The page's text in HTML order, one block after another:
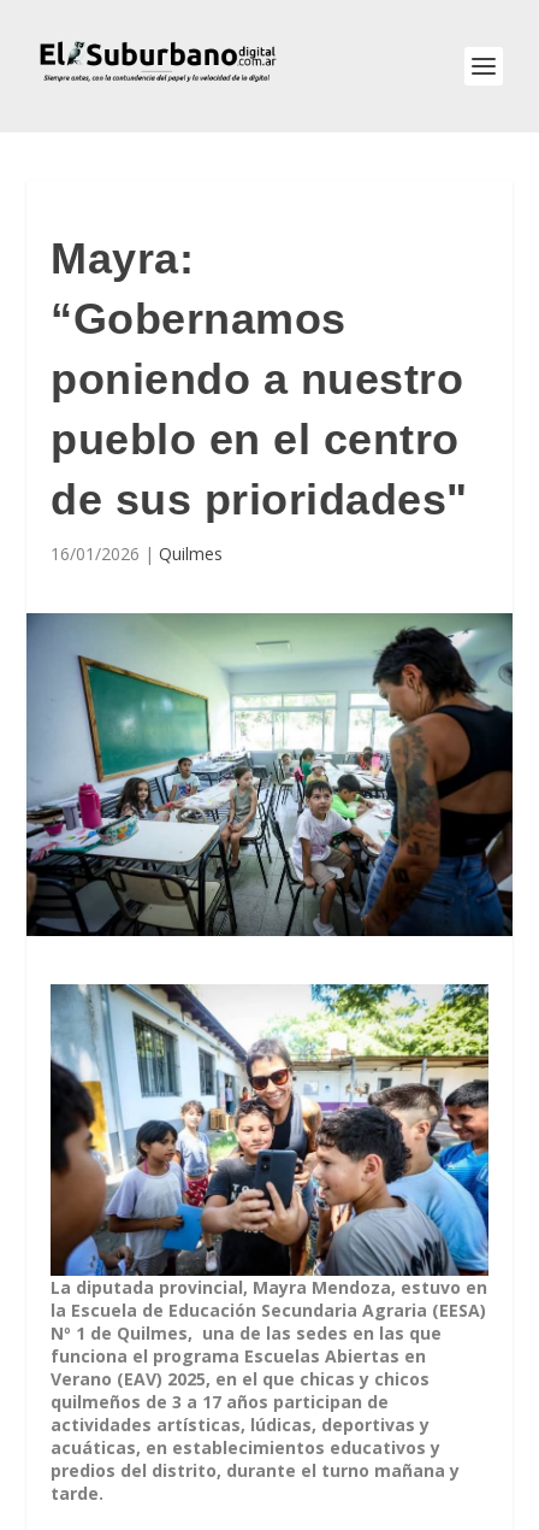
Mayra:
“Gobernamos
poniendo a nuestro
pueblo en el centro
de sus prioridades"
16/01/2026 |Quilmes
La diputada provincial, Mayra Mendoza, estuvo en
la Escuela de Educación Secundaria Agraria (EESA)
Nº 1 de Quilmes, una de las sedes en las que
funciona el programa Escuelas Abiertas en
Verano (EAV) 2025, en el que chicas y chicos
quilmeños de 3 a 17 años participan de
actividades artísticas, lúdicas, deportivas y
acuáticas, en establecimientos educativos y
predios del distrito, durante el turno mañana y
tarde.